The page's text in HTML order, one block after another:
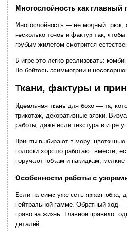
Многослойность как главный
Многослойность — не модный трюк,
несколько тонов и фактур так,
грубым жилетом смотрится
В игре это легко реализовать:
Не бойтесь асимметрии и
Ткани, фактуры и
Идеальная ткань для бохо — та,
трикотаж, декоративные вязки.
работы, даже если текстура в игре
Принты выбирают в меру: цветочные
полоски хорошо работают вместе,
поручают юбкам и накидкам,
Особенности работы с
Если на симе уже есть яркая юбка,
нейтральной гамме. Обратный ход
право на жизнь. Главное правило:
деталей.